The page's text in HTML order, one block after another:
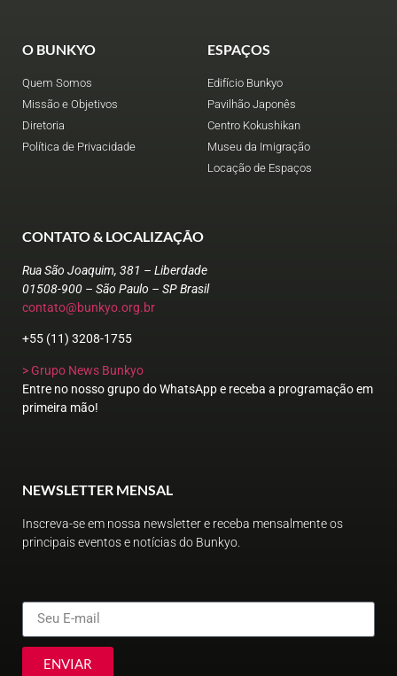
O BUNKYO
Quem Somos
Missão e Objetivos
Diretoria
Política de Privacidade
ESPAÇOS
Edifício Bunkyo
Pavilhão Japonês
Centro Kokushikan
Museu da Imigração
Locação de Espaços
CONTATO & LOCALIZAÇÃO
Rua São Joaquim, 381 – Liberdade
01508-900 – São Paulo – SP Brasil
contato@bunkyo.org.br
+55 (11) 3208-1755
> Grupo News Bunkyo
Entre no nosso grupo do WhatsApp e receba a programação em
primeira mão!
NEWSLETTER MENSAL
Inscreva-se em nossa newsletter e receba mensalmente os
principais eventos e notícias do Bunkyo.
ENVIAR